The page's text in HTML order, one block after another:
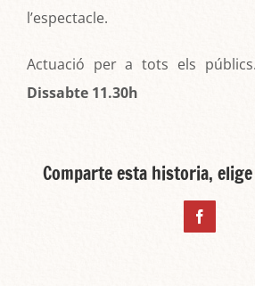
l’espectacle.
Actuació per a tots els
Dissabte 11.30h
Comparte esta historia,
Facebook